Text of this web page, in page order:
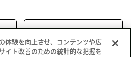
体験を向上させ、コンテンツや広
イト改善のための統計的な把握を